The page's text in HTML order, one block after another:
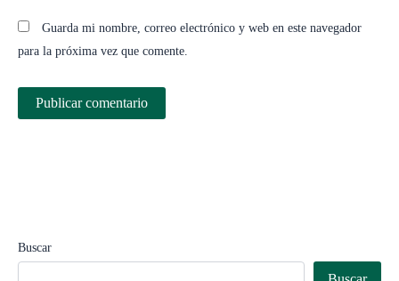
Guarda mi nombre, correo electrónico y web en este navegador
para la próxima vez que comente.
Buscar